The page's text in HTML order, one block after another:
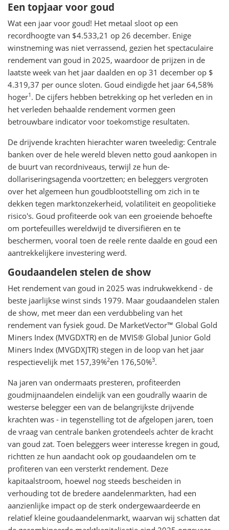
Een topjaar voor goud
Wat een jaar voor goud! Het metaal sloot op een
recordhoogte van $4.533,21 op 26 december. Enige
winstneming was niet verrassend, gezien het spectaculaire
rendement van goud in 2025, waardoor de prijzen in de
laatste week van het jaar daalden en op 31 december op $
4.319,37 per ounce sloten. Goud eindigde het jaar 64,58%
hoger1 . De cijfers hebben betrekking op het verleden en in
het verleden behaalde rendement vormen geen
betrouwbare indicator voor toekomstige resultaten.
De drijvende krachten hierachter waren tweeledig: Centrale
banken over de hele wereld bleven netto goud aankopen in
de buurt van recordniveaus, terwijl ze hun de-
dollariseringsagenda voortzetten; en beleggers vergroten
over het algemeen hun goudblootstelling om zich in te
dekken tegen marktonzekerheid, volatiliteit en geopolitieke
risico's. Goud profiteerde ook van een groeiende behoefte
om portefeuilles wereldwijd te diversifiëren en te
beschermen, vooral toen de reële rente daalde en goud een
aantrekkelijkere investering werd.
Goudaandelen stelen de show
Het rendement van goud in 2025 was indrukwekkend - de
beste jaarlijkse winst sinds 1979. Maar goudaandelen stalen
de show, met meer dan een verdubbeling van het
rendement van fysiek goud. De MarketVector™ Global Gold
Miners Index (MVGDXTR) en de MVIS® Global Junior Gold
Miners Index (MVGDXJTR) stegen in de loop van het jaar
respectievelijk met 157,39%2en 176,50%3.
Na jaren van ondermaats presteren, profiteerden
goudmijnaandelen eindelijk van een goudrally waarin de
westerse belegger een van de belangrijkste drijvende
krachten was - in tegenstelling tot de afgelopen jaren, toen
de vraag van centrale banken grotendeels achter de kracht
van goud zat. Toen beleggers weer interesse kregen in goud,
richtten ze hun aandacht ook op goudaandelen om te
profiteren van een versterkt rendement. Deze
kapitaalstroom, hoewel nog steeds bescheiden in
verhouding tot de bredere aandelenmarkten, had een
aanzienlijke impact op de sterk ondergewaardeerde en
relatief kleine goudaandelenmarkt, waarvan wij schatten dat